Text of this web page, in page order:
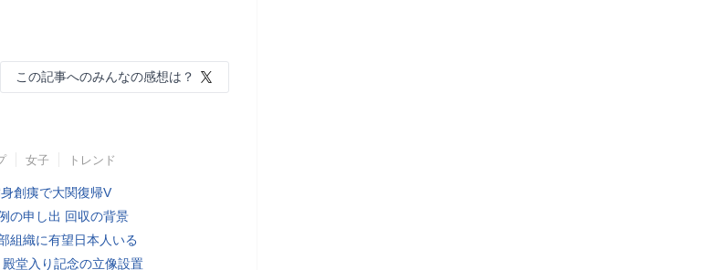
この記事へのみんなの感想は？
女子 トレンド
創痍で大関復帰V
の申し出 回収の背景
組織に有望日本人いる
堂入り記念の立像設置